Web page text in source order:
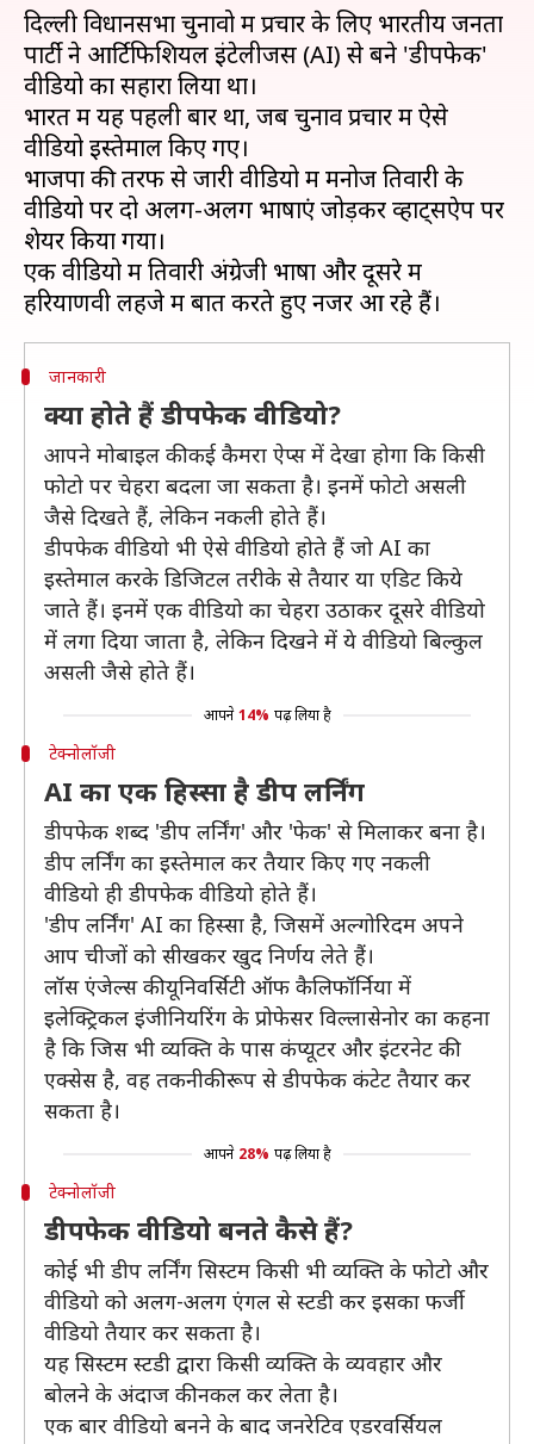
दिल्ली विधानसभा चुनावोें में प्रचार के लिए भारतीय जनता
पार्टी ने आर्टिफिशियल इंटेलीजेंस (AI) से बने 'डीपफेक'
वीडियो का सहारा लिया था।
भारत में यह पहली बार था, जब चुनाव प्रचार में ऐसे
वीडियो इस्तेमाल किए गए।
भाजपा की तरफ से जारी वीडियो में मनोज तिवारी के
वीडियो पर दो अलग-अलग भाषाएं जोड़कर व्हाट्सऐप पर
शेयर किया गया।
एक वीडियो में तिवारी अंग्रेजी भाषा और दूसरे में
जानकारी
क्या होते हैं डीपफेक वीडियो?
आपने मोबाइल की कई कैमरा ऐप्स में देखा होगा कि किसी
फोटो पर चेहरा बदला जा सकता है। इनमें फोटो असली
जैसे दिखते हैं, लेकिन नकली होते हैं।
डीपफेक वीडियो भी ऐसे वीडियो होते हैं जो AI का
इस्तेमाल करके डिजिटल तरीके से तैयार या एडिट किये
जाते हैं। इनमें एक वीडियो का चेहरा उठाकर दूसरे वीडियो
में लगा दिया जाता है, लेकिन दिखने में ये वीडियो बिल्कुल
असली जैसे होते हैं।
आपने 14% पढ़ लिया है
टेक्नोलॉजी
AI का एक हिस्सा है डीप लर्निंग
डीपफेक शब्द 'डीप लर्निंग' और 'फेक' से मिलाकर बना है।
डीप लर्निंग का इस्तेमाल कर तैयार किए गए नकली
वीडियो ही डीपफेक वीडियो होते हैं।
'डीप लर्निंग' AI का हिस्सा है, जिसमें अल्गोरिदम अपने
आप चीजों को सीखकर खुद निर्णय लेते हैं।
लॉस एंजेल्स की यूनिवर्सिटी ऑफ कैलिफॉर्निया में
इलेक्ट्रिकल इंजीनियरिंग के प्रोफेसर विल्लासेनोर का कहना
है कि जिस भी व्यक्ति के पास कंप्यूटर और इंटरनेट की
एक्सेस है, वह तकनीकी रूप से डीपफेक कंटेट तैयार कर
सकता है।
आपने 28% पढ़ लिया है
टेक्नोलॉजी
डीपफेक वीडियो बनते कैसे हैं?
कोई भी डीप लर्निंग सिस्टम किसी भी व्यक्ति के फोटो और
वीडियो को अलग-अलग एंगल से स्टडी कर इसका फर्जी
वीडियो तैयार कर सकता है।
यह सिस्टम स्टडी द्वारा किसी व्यक्ति के व्यवहार और
बोलने के अंदाज की नकल कर लेता है।
एक बार वीडियो बनने के बाद जनरेटिव एडरवर्सियल